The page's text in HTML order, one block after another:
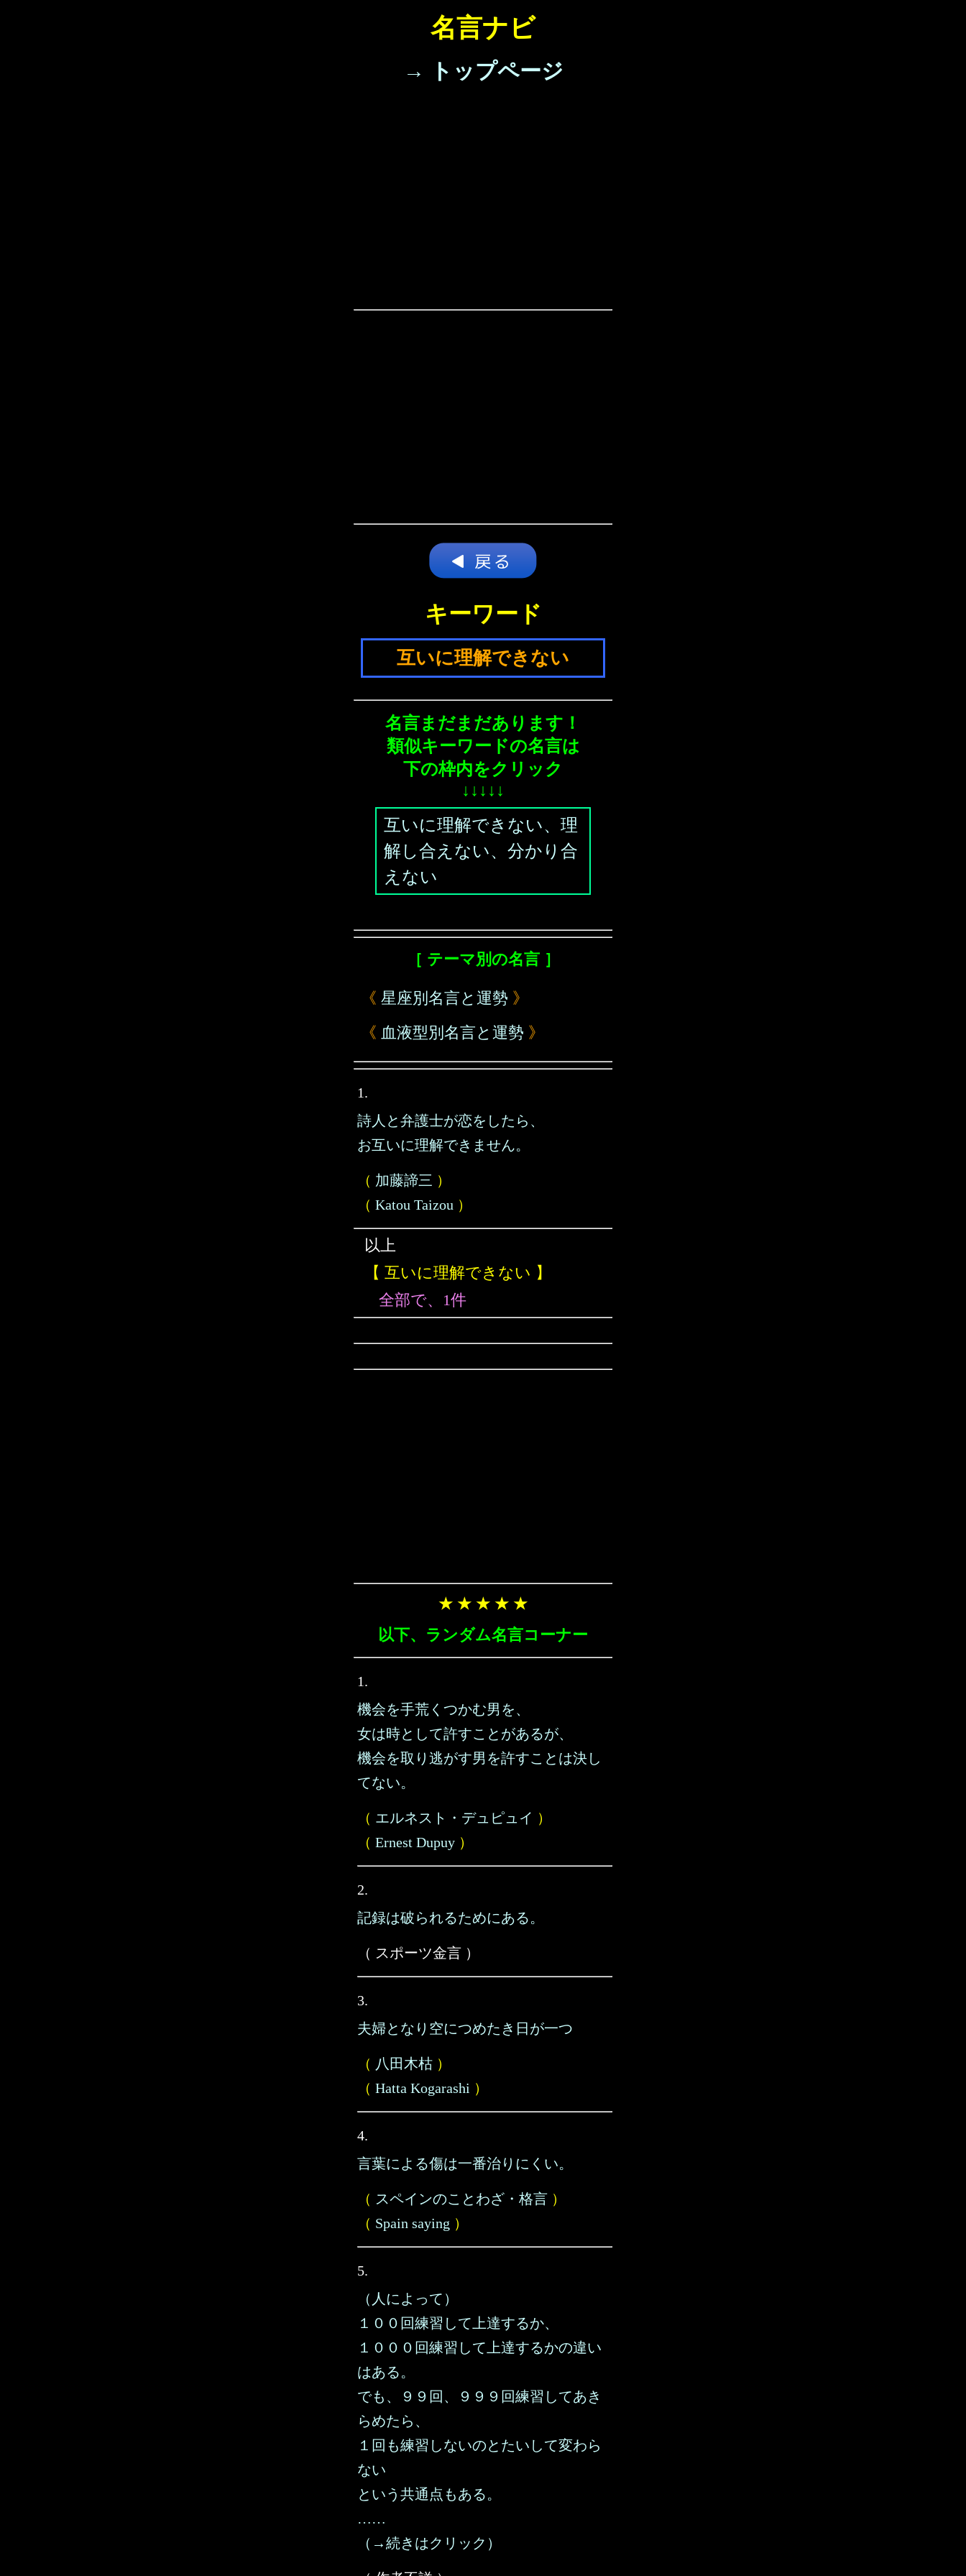
名言ナビ
→ トップページ
キーワード
互いに理解できない
名言まだまだあります！
類似キーワードの名言は
下の枠内をクリック
↓↓↓↓↓
互いに理解できない、理
解し合えない、分かり合
えない
［ テーマ別の名言 ］
《 星座別名言と運勢 》
《 血液型別名言と運勢 》
1.
詩人と弁護士が恋をしたら、
お互いに理解できません。
（ 加藤諦三 ）
（ Katou Taizou ）
以上
【 互いに理解できない 】
全部で、1件
★ ★ ★ ★ ★
以下、ランダム名言コーナー
1.
機会を手荒くつかむ男を、
女は時として許すことがあるが、
機会を取り逃がす男を許すことは決し
てない。
（ エルネスト・デュピュイ ）
（ Ernest Dupuy ）
2.
記録は破られるためにある。
（ スポーツ金言 ）
3.
夫婦となり空につめたき日が一つ
（ 八田木枯 ）
（ Hatta Kogarashi ）
4.
言葉による傷は一番治りにくい。
（ スペインのことわざ・格言 ）
（ Spain saying ）
5.
（人によって）
１００回練習して上達するか、
１０００回練習して上達するかの違い
はある。
でも、９９回、９９９回練習してあき
らめたら、
１回も練習しないのとたいして変わら
ない
という共通点もある。
……
（→続きはクリック）